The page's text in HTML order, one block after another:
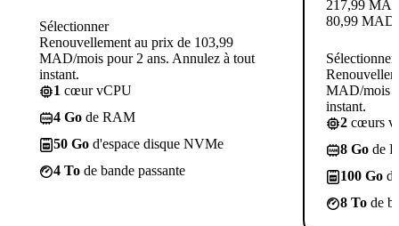
Sélectionner
Renouvellement au prix de 103,99
MAD/mois pour 2 ans. Annulez à tout
instant.
1 cœur vCPU
4 Go de RAM
50 Go d'espace disque NVMe
4 To de bande passante
217,99
80,99 MAD
Sélectionner
MAD/mois
instant.
2 cœurs
8 Go de
100 Go
8 To de